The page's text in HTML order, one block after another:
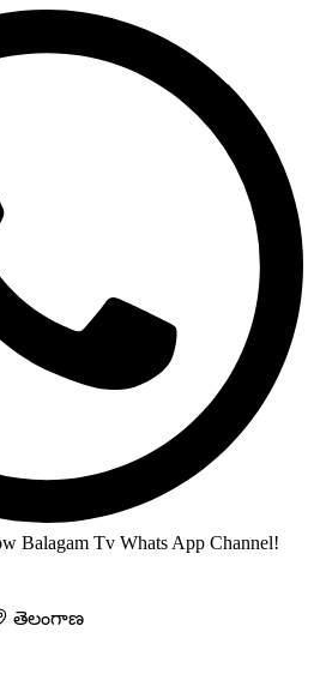
Balagam Tv Whats App Channel!
తెలంగాణ